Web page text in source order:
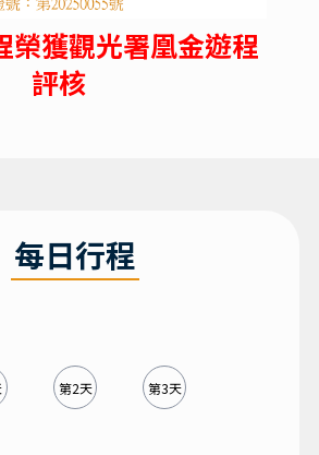
獲觀光署凰金遊程
評核
每日行程
第2天 第3天